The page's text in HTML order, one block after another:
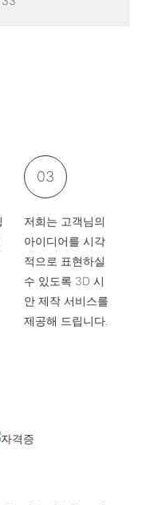
03
저희는 고객님의
아이디어를 시각
적으로 표현하실
수 있도록 3D 시
안 제작 서비스를
제공해 드립니다.